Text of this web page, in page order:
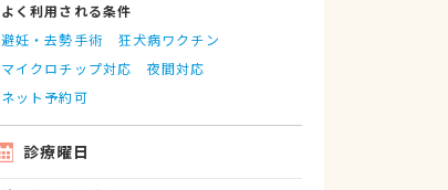
よく利用される条件
避妊・去勢手術
狂犬病ワクチン
マイクロチップ対応
夜間対応
ネット予約可
診療曜日